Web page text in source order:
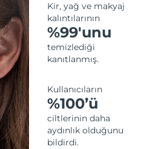
Kir, yağ ve makyaj
kalıntılarının
%99'unu
temizlediği
kanıtlanmış.
Kullanıcıların
%100’ü
ciltlerinin daha
aydınlık olduğunu
bildirdi.